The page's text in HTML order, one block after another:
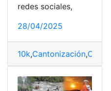
redes sociales,
28/04/2025
10k,Cantonización,Carrera